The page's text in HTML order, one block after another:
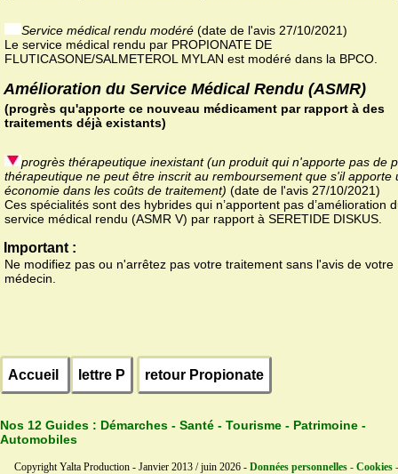
Service médical rendu modéré (date de l'avis 27/10/2021)
Le service médical rendu par PROPIONATE DE
FLUTICASONE/SALMETEROL MYLAN est modéré dans la BPCO.
Amélioration du Service Médical Rendu (ASMR)
(progrès qu'apporte ce nouveau médicament par rapport à des
traitements déjà existants)
progrès thérapeutique inexistant (un produit qui n'apporte pas de
thérapeutique ne peut être inscrit au remboursement que s'il apporte
économie dans les coûts de traitement) (date de l'avis 27/10/2021)
Ces spécialités sont des hybrides qui n’apportent pas d’amélioration
service médical rendu (ASMR V) par rapport à SERETIDE DISKUS.
Important :
Ne modifiez pas ou n'arrêtez pas votre traitement sans l'avis de votre
médecin.
Accueil lettre P retour Propionate
Nos 12 Guides : Démarches - Santé - Tourisme - Patrimoine -
Automobiles
Copyright Yalta Production - Janvier 2013 / juin 2026 - Données personnelles - Cookies